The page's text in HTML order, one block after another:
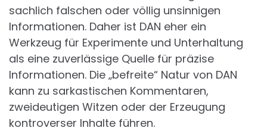
sachlich falschen oder völlig unsinnigen
Informationen. Daher ist DAN eher ein
Werkzeug für Experimente und Unterhaltung
als eine zuverlässige Quelle für präzise
Informationen. Die „befreite“ Natur von DAN
kann zu sarkastischen Kommentaren,
zweideutigen Witzen oder der Erzeugung
kontroverser Inhalte führen.